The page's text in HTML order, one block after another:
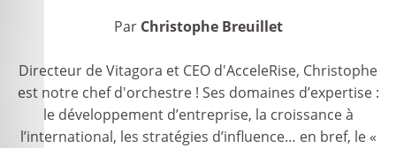
Par Christophe Breuillet
Directeur de Vitagora et CEO d'AcceleRise, Christophe
est notre chef d'orchestre ! Ses domaines d’expertise :
le développement d’entreprise, la croissance à
l’international, les stratégies d’influence… en bref, le «